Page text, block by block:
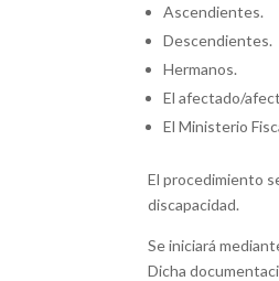
Ascendientes.
Descendientes.
Hermanos.
El afectado/
El Ministerio
El procedimiento
discapacidad.
Se iniciará
Dicha